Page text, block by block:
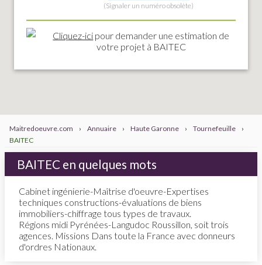
(Signaler un numéro obsolète)
Cliquez-ici pour demander une estimation de
votre projet à BAITEC
Maitredoeuvre.com › Annuaire › Haute Garonne › Tournefeuille
›
BAITEC
BAITEC en quelques mots
Cabinet ingénierie-Maîtrise d'oeuvre-Expertises
techniques constructions-évaluations de biens
immobiliers-chiffrage tous types de travaux.
Régions midi Pyrénées-Langudoc Roussillon, soit trois
agences. Missions Dans toute la France avec donneurs
d'ordres Nationaux.